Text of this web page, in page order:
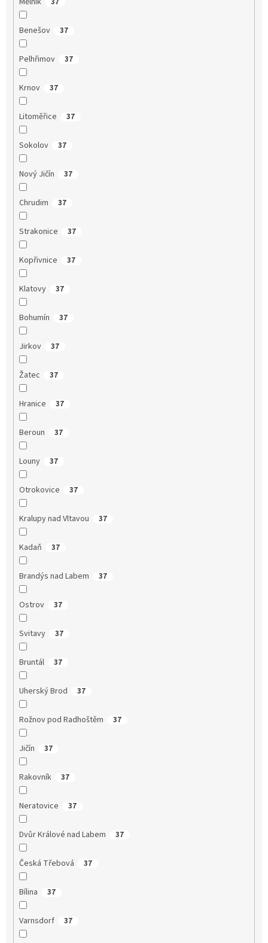
Benešov 37
Pelhřimov 37
Krnov 37
Litoměřice 37
Sokolov 37
Nový Jičín 37
Chrudim 37
Strakonice 37
Kopřivnice 37
Klatovy 37
Bohumín 37
Jirkov 37
Žatec 37
Hranice 37
Beroun 37
Louny 37
Otrokovice 37
Kralupy nad Vltavou 37
Kadaň 37
Brandýs nad Labem 37
Ostrov 37
Svitavy 37
Bruntál 37
Uherský Brod 37
Rožnov pod Radhoštěm 37
Jičín 37
Rakovník 37
Neratovice 37
Dvůr Králové nad Labem 37
Česká Třebová 37
Bílina 37
Varnsdorf 37